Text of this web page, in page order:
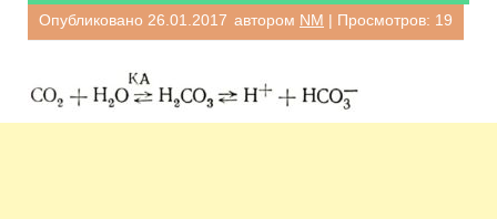
Опубликовано 26.01.2017 автором NM | Просмотров: 19